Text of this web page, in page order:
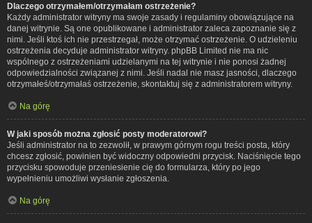
Dlaczego otrzymałem/otrzymałam ostrzeżenie?
Każdy administrator witryny ma swoje zasady i regulaminy obowiązujące na
danej witrynie. Są one opublikowane i administrator zaleca zapoznanie się z
nimi. Jeśli ktoś ich nie przestrzegał, może otrzymać ostrzeżenie. O udzieleniu
ostrzeżenia decyduje administrator witryny. phpBB Limited nie ma nic
wspólnego z ostrzeżeniami udzielanymi na tej witrynie i nie ponosi żadnej
odpowiedzialności związanej z nimi. Jeśli nadal nie masz jasności, dlaczego
otrzymałeś/otrzymałaś ostrzeżenie, skontaktuj się z administratorem witryny.
Na górę
W jaki sposób można zgłosić posty moderatorowi?
Jeśli administrator na to zezwolił, w prawym górnym rogu treści posta, który
chcesz zgłosić, powinien być widoczny odpowiedni przycisk. Naciśnięcie tego
przycisku spowoduje przeniesienie cię do formularza, który po jego
wypełnieniu umożliwi wysłanie zgłoszenia.
Na górę